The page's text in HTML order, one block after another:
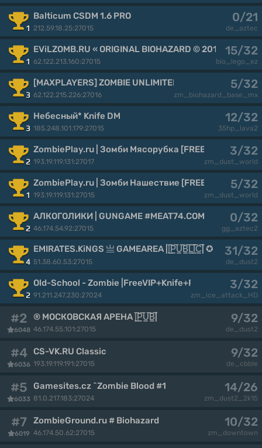
1
Balticum CSDM 1.6 PRO
212.59.18.25:27015
0/21
de_aztec
1
EViLZOMB.RU « ORIGINAL BIOHAZARD © 2016-2026
62.122.213.160:27015
15/32
bio_lego_ez
3
[MAXPLAYERS] ZOMBIE UNLIMITED© #2
62.122.215.226:27016
5/32
zm_biohazard_base_mx
3
Небесный* Knife DM
185.248.101.179:27015
12/32
35hp_lava2
2
ZombiePlay.ru | Зoмби Mяcopyбкa [FREE GOLD]
193.19.119.131:27017
3/32
zm_dust_world
1
ZombiePlay.ru | Зoмби Haшecтвиe [FREE GOLD]
193.19.119.131:27015
5/32
zm_dust_world
2
АЛКОГОЛИКИ | GUNGAME #MEAT74.COM
46.174.54.92:27015
0/32
gg_aztec2
4
EMIRATES.KiNGS 亗 GAMEAREA ||͇̿P͇̿U͇̿B͇̿L͇̿I͇̿C͇̿| ✪
51.38.60.53:27015
31/32
de_dust2
2
Old-School - Zombie |FreeVIP+Knife+FastAmmo+FDL|
91.211.247.230:27024
3/32
zm_ice_attack_HD
#2
6048
® МОСКОВСКАЯ АРЕНА |͇̿P͇̿U͇̿B͇̿|
46.174.55.101:27015
9/32
de_dust2
#4
6036
CS-VK.RU Classic
193.19.119.191:27015
9/32
de_cbble
#5
6033
Gamesites.cz ^Zombie Blood #1
81.0.217.183:27024
14/26
zm_dust2_2k15
#7
6019
ZombieGround.ru # Biohazard
46.174.50.62:27015
10/32
zm_downtown